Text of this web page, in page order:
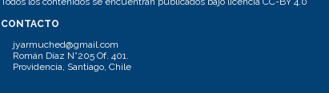
CONTACTO
jyarmuched@gmail.com
Román Díaz N°205 Of. 401.
Providencia, Santiago, Chile